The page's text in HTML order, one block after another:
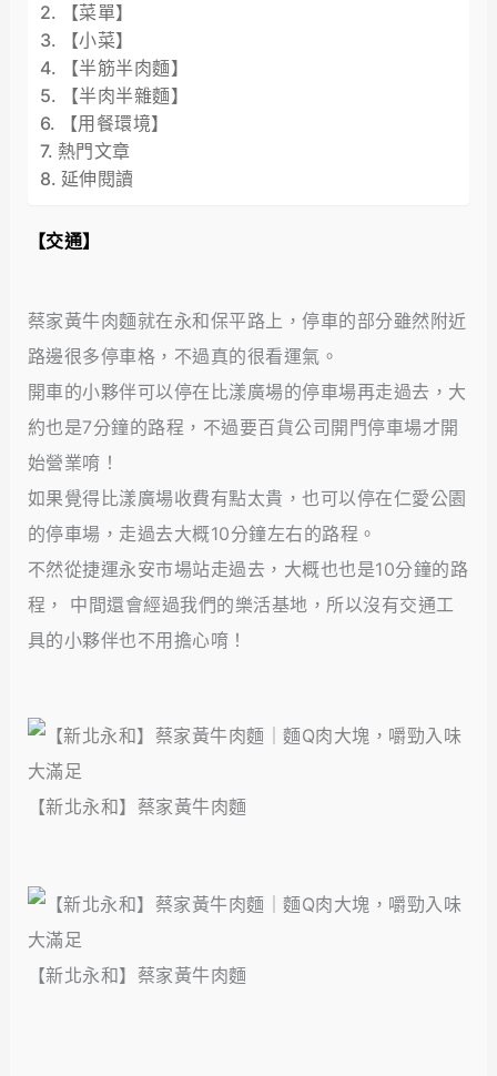
【菜單】
【小菜】
【半筋半肉麵】
【半肉半雜麵】
【用餐環境】
熱門文章
延伸閱讀
【交通】
蔡家黃牛肉麵就在永和保平路上，停車的部分雖然附近
路邊很多停車格，不過真的很看運氣。
開車的小夥伴可以停在比漾廣場的停車場再走過去，大
約也是7分鐘的路程，不過要百貨公司開門停車場才開
始營業唷！
如果覺得比漾廣場收費有點太貴，也可以停在仁愛公園
的停車場，走過去大概10分鐘左右的路程。
不然從捷運永安市場站走過去，大概也也是10分鐘的路
程， 中間還會經過我們的樂活基地，所以沒有交通工
具的小夥伴也不用擔心唷！
【新北永和】蔡家黃牛肉麵
【新北永和】蔡家黃牛肉麵